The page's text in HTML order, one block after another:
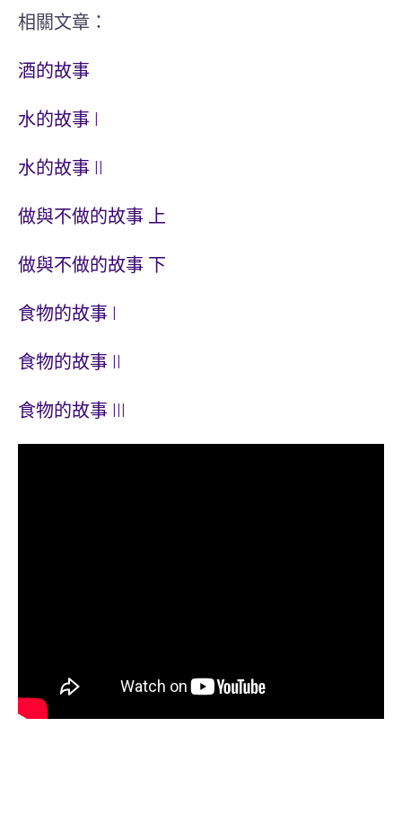
相關文章：
酒的故事
水的故事 I
水的故事 II
做與不做的故事 上
做與不做的故事 下
食物的故事 I
食物的故事 II
食物的故事 III